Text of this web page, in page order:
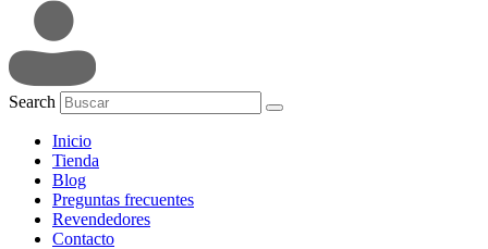
Search
Inicio
Tienda
Blog
Preguntas frecuentes
Revendedores
Contacto